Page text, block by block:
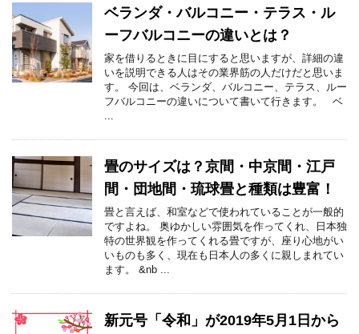
ベランダ・バルコニー・テラス・ル
ーフバルコニーの違いとは？
家を借りるときに目にすると思いますが、詳細の違
いを説明できる人はその業界筋の人だけだと思いま
す。 今回は、ベランダ、バルコニー、テラス、ルー
フバルコニーの違いについて書いて行きます。 ベ
...
畳のサイズは？京間・中京間・江戸
間・団地間・琉球畳と種類は豊富！
畳と言えば、和室などで使われていることが一般的
ですよね。 奥ゆかしい雰囲気を作ってくれ、日本独
特の世界観を作ってくれる畳ですが、座り心地がい
いものも多く、現在も日本人の多くに親しまれてい
ます。 &nb ...
新元号「令和」が2019年5月1日から